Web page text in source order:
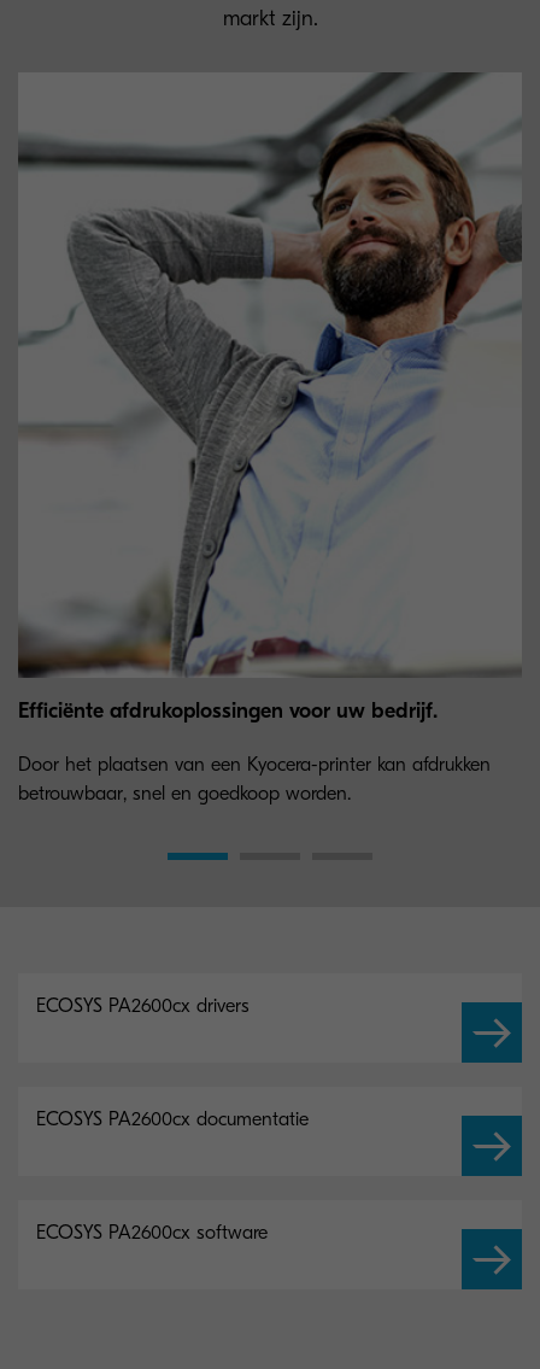
markt zijn.
Efficiënte afdrukoplossingen voor uw bedrijf.
Door het plaatsen van een Kyocera-printer kan afdrukken
betrouwbaar, snel en goedkoop worden.
ECOSYS PA2600cx drivers
ECOSYS PA2600cx documentatie
ECOSYS PA2600cx software